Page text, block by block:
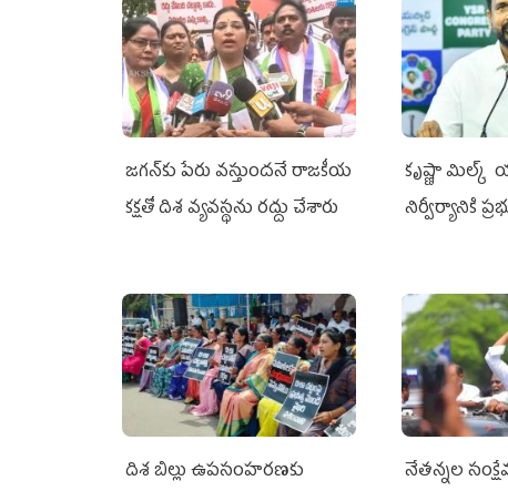
జగన్‌కు పేరు వస్తుందనే రాజకీయ
కక్షతో దిశ వ్య‌వ‌స్థ‌ను రద్దు చేశారు
కృష్ణా
నిర్వీర్యానికి
దిశ బిల్లు ఉపసంహరణకు
నేతన్నల